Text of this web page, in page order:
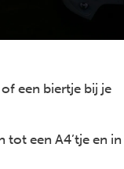
een biertje bij je
een A4’tje en in